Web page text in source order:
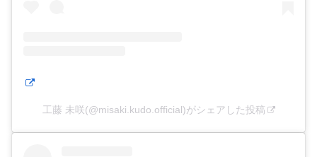
工藤 未咲(@misaki.kudo.official)がシェアした投稿